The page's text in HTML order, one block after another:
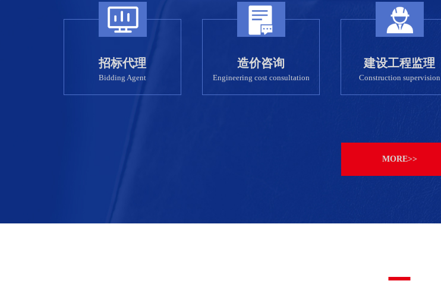
招标代理
Bidding Agent
造价咨询
Engineering cost consultation
建设工程监理
Construction supervision
MORE>>